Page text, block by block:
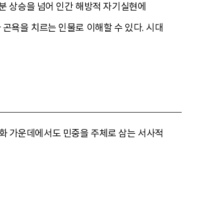
상승을 넘어 인간 해방적 자기실현에
욕을 치르는 인물로 이해할 수 있다. 시대
가운데에서도 민중을 주체로 삼는 서사적